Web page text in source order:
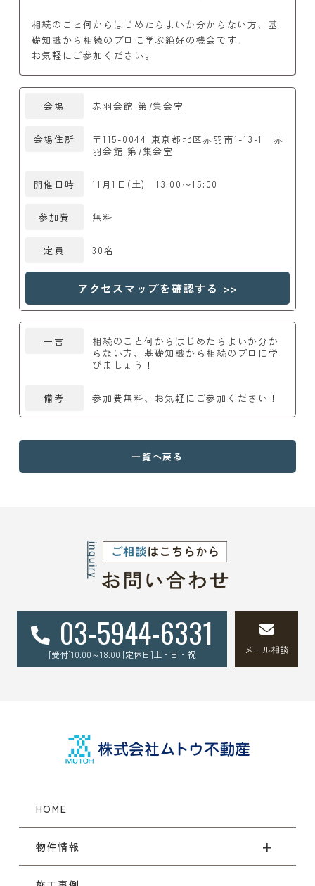
相続のこと何からはじめたらよいか分からない方、基
礎知識から相続のプロに学ぶ絶好の機会です。
お気軽にご参加ください。
会場 赤羽会館 第7集会室
会場住所
〒115-0044 東京都北区赤羽南1-13-1 赤
羽会館 第7集会室
開催日時 11月1日(土) 13:00〜15:00
参加費 無料
定員 30名
アクセスマップを確認する >>
一言
相続のこと何からはじめたらよいか分か
らない方、基礎知識から相続のプロに学
びましょう！
備考 参加費無料、お気軽にご参加ください！
一覧へ戻る
03-5944-6331
[受付]10:00～18:00 [定休日]土・日・祝 メール相談
HOME
物件情報